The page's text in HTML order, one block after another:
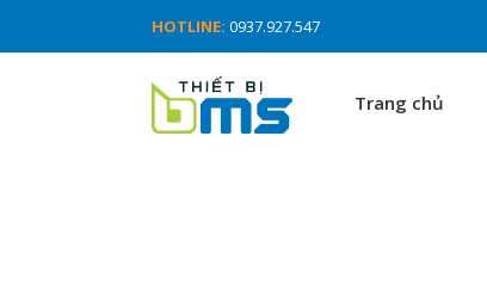
HOTLINE: 0937.927.547
Trang chủ